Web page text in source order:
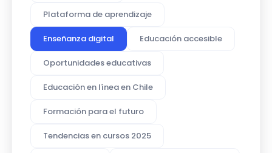
Plataforma de aprendizaje
Enseñanza digital Educación accesible
Oportunidades educativas
Educación en línea en Chile
Formación para el futuro
Tendencias en cursos 2025